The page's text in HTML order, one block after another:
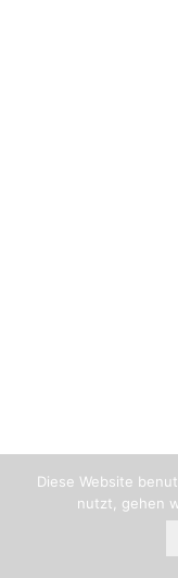
Diese Website
nutzt, gehen